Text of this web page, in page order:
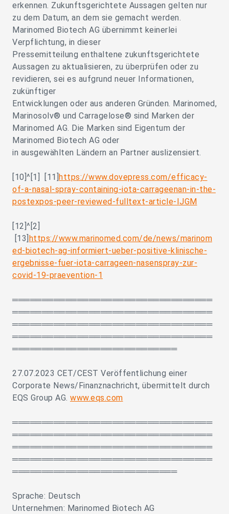
erkennen. Zukunftsgerichtete Aussagen gelten nur
zu dem Datum, an dem sie gemacht werden.
Marinomed Biotech AG übernimmt keinerlei
Verpflichtung, in dieser
Pressemitteilung enthaltene zukunftsgerichtete
Aussagen zu aktualisieren, zu überprüfen oder zu
revidieren, sei es aufgrund neuer Informationen,
zukünftiger
Entwicklungen oder aus anderen Gründen. Marinomed,
Marinosolv® und Carragelose® sind Marken der
Marinomed AG. Die Marken sind Eigentum der
Marinomed Biotech AG oder
in ausgewählten Ländern an Partner auslizensiert.
[10]^[1] [11] https://www.dovepress.com/efficacy-
of-a-nasal-spray-containing-iota-carrageenan-in-the-
postexpos-peer-reviewed-fulltext-article-IJGM
[12]^[2]
[13] https://www.marinomed.com/de/news/marinom
ed-biotech-ag-informiert-ueber-positive-klinische-
ergebnisse-fuer-iota-carrageen-nasenspray-zur-
covid-19-praevention-1
══════════════════════════════════
══════════════════════════════════
══════════════════════════════════
══════════════════════════════════
════════════════════════════
27.07.2023 CET/CEST Veröffentlichung einer
Corporate News/Finanznachricht, übermittelt durch
EQS Group AG. www.eqs.com
══════════════════════════════════
══════════════════════════════════
══════════════════════════════════
══════════════════════════════════
════════════════════════════
Sprache: Deutsch
Unternehmen: Marinomed Biotech AG